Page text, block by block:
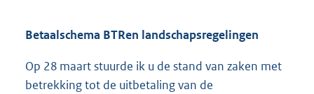
Betaalschema BTRen landschapsregelingen
Op 28 maart stuurde ik u de stand van zaken met
betrekking tot de uitbetaling van de